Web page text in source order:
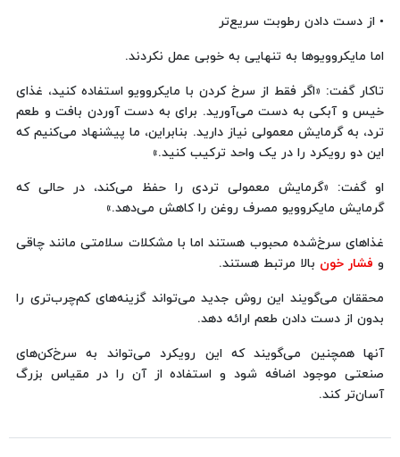
• از دست دادن رطوبت سریع‌تر
اما مایکروویوها به تنهایی به خوبی عمل نکردند.
تاکار گفت: «اگر فقط از سرخ کردن با مایکروویو استفاده کنید، غذای
خیس و آبکی به دست می‌آورید. برای به دست آوردن بافت و طعم
ترد، به گرمایش معمولی نیاز دارید. بنابراین، ما پیشنهاد می‌کنیم که
این دو رویکرد را در یک واحد ترکیب کنید.»
او گفت: «گرمایش معمولی تردی را حفظ می‌کند، در حالی که
گرمایش مایکروویو مصرف روغن را کاهش می‌دهد.»
غذاهای سرخ‌شده محبوب هستند اما با مشکلات سلامتی مانند چاقی
و فشار خون بالا مرتبط هستند.
محققان می‌گویند این روش جدید می‌تواند گزینه‌های کم‌چرب‌تری را
بدون از دست دادن طعم ارائه دهد.
آنها همچنین می‌گویند که این رویکرد می‌تواند به سرخ‌کن‌های
صنعتی موجود اضافه شود و استفاده از آن را در مقیاس بزرگ
آسان‌تر کند.